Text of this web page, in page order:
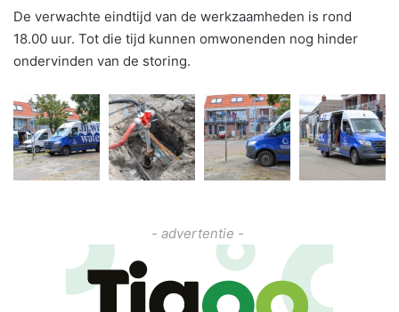
De verwachte eindtijd van de werkzaamheden is rond
18.00 uur. Tot die tijd kunnen omwonenden nog hinder
ondervinden van de storing.
- advertentie -